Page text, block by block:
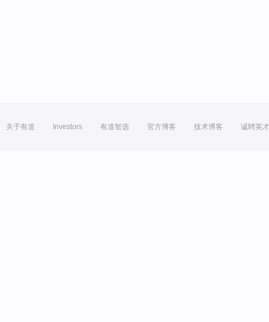
关于有道 Investors 有道智选 官方博客 技术博客 诚聘英才